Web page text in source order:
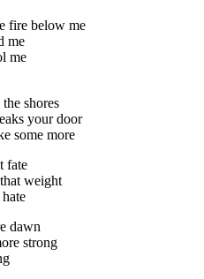
fire below me
me
me
shores
your door
some more
fate
weight
dawn
strong